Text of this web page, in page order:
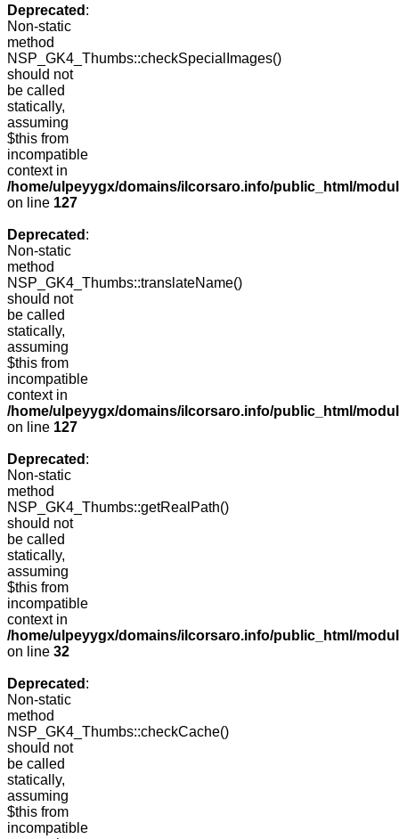
Deprecated :
Non-static
method
NSP_GK4_Thumbs::checkSpecialImages()
should not
be called
statically,
assuming
$this from
incompatible
context in
/home/ulpeyygx/domains/ilcorsaro.info/public_html/
on line 127
Deprecated :
Non-static
method
NSP_GK4_Thumbs::translateName()
should not
be called
statically,
assuming
$this from
incompatible
context in
/home/ulpeyygx/domains/ilcorsaro.info/public_html/
on line 127
Deprecated :
Non-static
method
NSP_GK4_Thumbs::getRealPath()
should not
be called
statically,
assuming
$this from
incompatible
context in
/home/ulpeyygx/domains/ilcorsaro.info/public_html/
on line 32
Deprecated :
Non-static
method
NSP_GK4_Thumbs::checkCache()
should not
be called
statically,
assuming
$this from
incompatible